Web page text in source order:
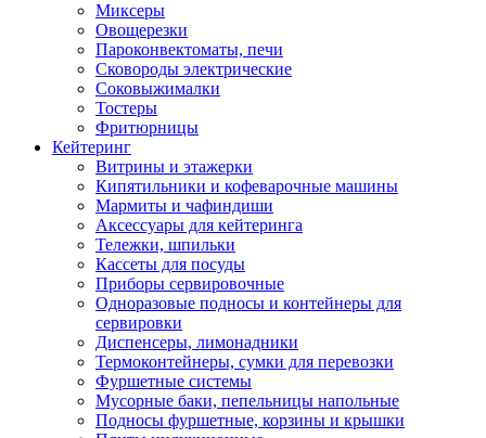
Миксеры
Овощерезки
Пароконвектоматы, печи
Сковороды электрические
Соковыжималки
Тостеры
Фритюрницы
Кейтеринг
Витрины и этажерки
Кипятильники и кофеварочные машины
Мармиты и чафиндиши
Аксессуары для кейтеринга
Тележки, шпильки
Кассеты для посуды
Приборы сервировочные
Одноразовые подносы и контейнеры для
сервировки
Диспенсеры, лимонадники
Термоконтейнеры, сумки для перевозки
Фуршетные системы
Мусорные баки, пепельницы напольные
Подносы фуршетные, корзины и крышки